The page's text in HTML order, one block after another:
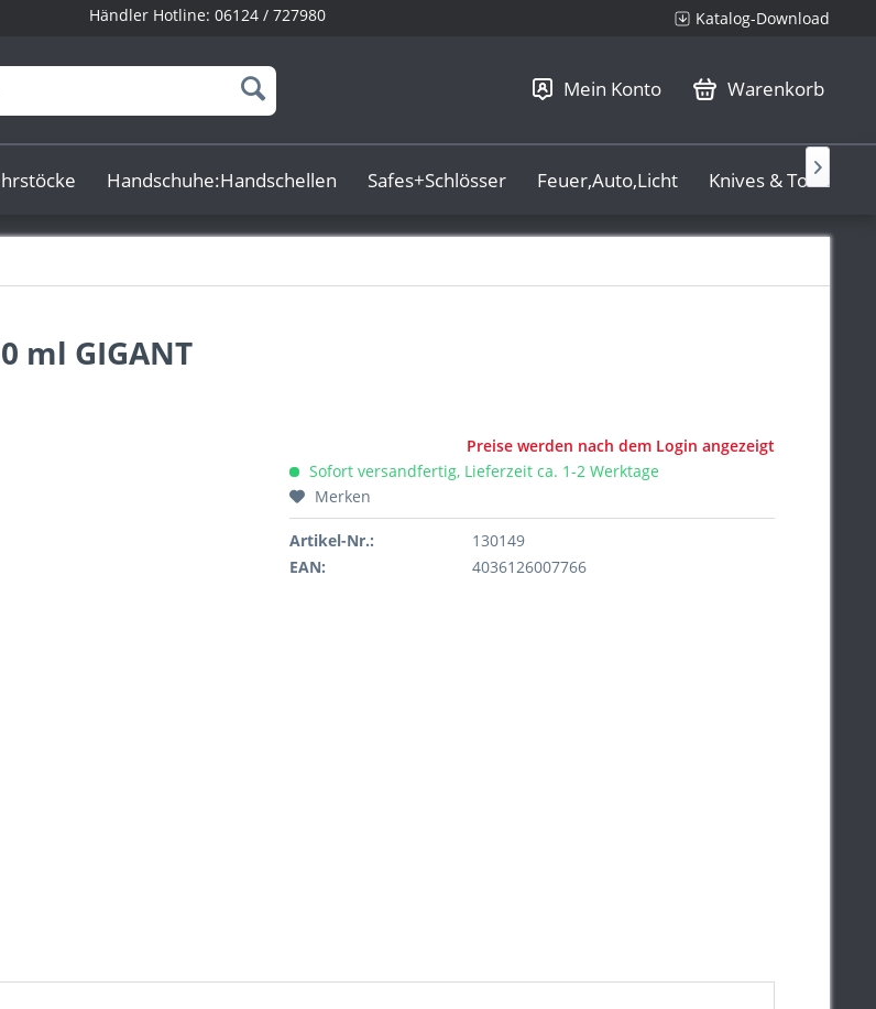
Händler Hotline: 06124 / 727980 Katalog-Download
Mein Konto Warenkorb
Handschuhe:Handschellen Safes+Schlösser Feuer,Auto,Licht Knives & Tools

ml GIGANT
Preise werden nach dem Login angezeigt
Sofort versandfertig, Lieferzeit ca. 1-2 Werktage
Merken
Artikel-Nr.:
130149
EAN:
4036126007766